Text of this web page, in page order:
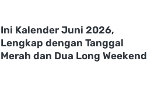
Ini Kalender Juni 2026,
Lengkap dengan Tanggal
Merah dan Dua Long Weekend